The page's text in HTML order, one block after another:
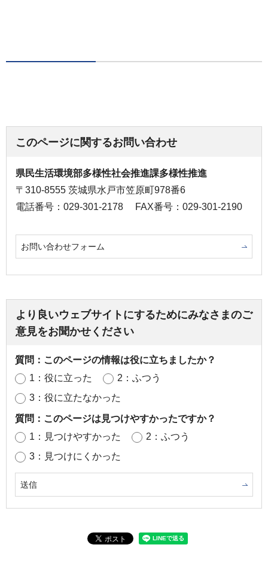
このページに関するお問い合わせ
県民生活環境部多様性社会推進課多様性推進
〒310-8555 茨城県水戸市笠原町978番6
電話番号：029-301-2178
FAX番号：029-301-2190
お問い合わせフォーム
より良いウェブサイトにするためにみなさまのご
意見をお聞かせください
質問：このページの情報は役に立ちましたか？
1：役に立った
2：ふつう
3：役に立たなかった
質問：このページは見つけやすかったですか？
1：見つけやすかった
2：ふつう
3：見つけにくかった